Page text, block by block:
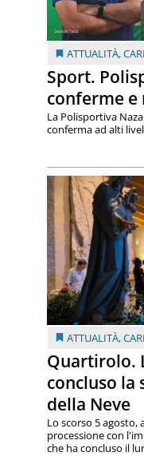
ATTUALITÀ,
Sport.
conferme e
La Polisportiva
conferma ad alti
ATTUALITÀ,
Quartirolo.
concluso la
della Neve
Lo scorso 5 agosto,
processione con
che ha concluso il